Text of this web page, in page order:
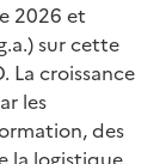
2026 et
sur cette
La croissance
les
des
la logistique.